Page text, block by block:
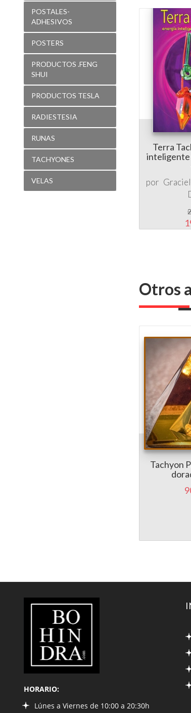
POSTALES-
ADHESIVOS
POSTERS
PRODUCTOS .FENG
SHUI
PRODUCTOS TESLA
RADIESTESIA
RUNAS
TACHYONES
VELAS
Terra
inteligente
por
Otros
Tachyon
LIBRERÍA
BOHINDRA
HORARIO:
Lúnes a Viernes de 10:00 a 20:30h